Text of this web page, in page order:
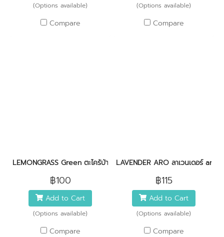
(Options available)
Compare
(Options available)
Compare
LEMONGRASS Green ตะไคร้บ้าน
฿100
Add to Cart
(Options available)
Compare
LAVENDER ARO ลาเวนเดอร์ aro
฿115
Add to Cart
(Options available)
Compare